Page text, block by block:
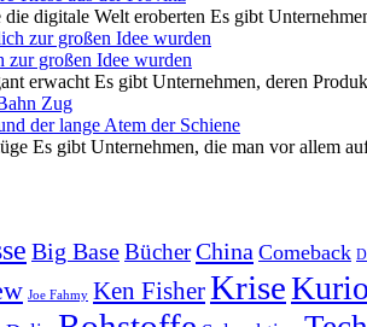
digitale Welt eroberten Es gibt
zur großen Idee wurden
erwacht Es gibt Unternehmen, deren
der lange Atem der Schiene
Es gibt Unternehmen, die man vor allem
Big BaseBücherChina Comeback
Joe Fahmy Ken FisherKrise